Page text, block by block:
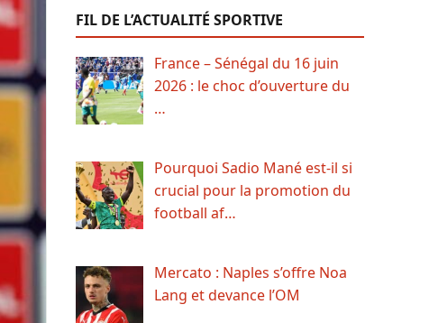
FIL DE L’ACTUALITÉ SPORTIVE
France – Sénégal du 16 juin
2026 : le choc d’ouverture du
…
Pourquoi Sadio Mané est-il si
crucial pour la promotion du
football af…
Mercato : Naples s’offre Noa
Lang et devance l’OM